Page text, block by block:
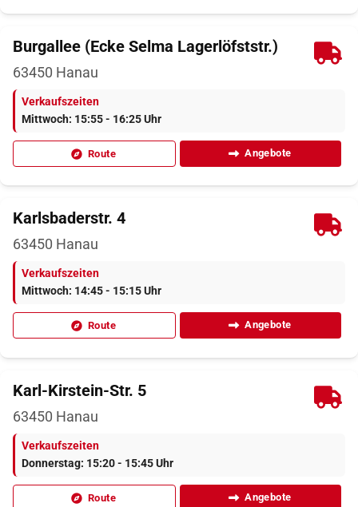
Burgallee (Ecke Selma Lagerlöfststr.)
63450 Hanau
Verkaufszeiten
Mittwoch: 15:55 - 16:25 Uhr
Route Angebote
Karlsbaderstr. 4
63450 Hanau
Verkaufszeiten
Mittwoch: 14:45 - 15:15 Uhr
Route Angebote
Karl-Kirstein-Str. 5
63450 Hanau
Verkaufszeiten
Donnerstag: 15:20 - 15:45 Uhr
Route Angebote